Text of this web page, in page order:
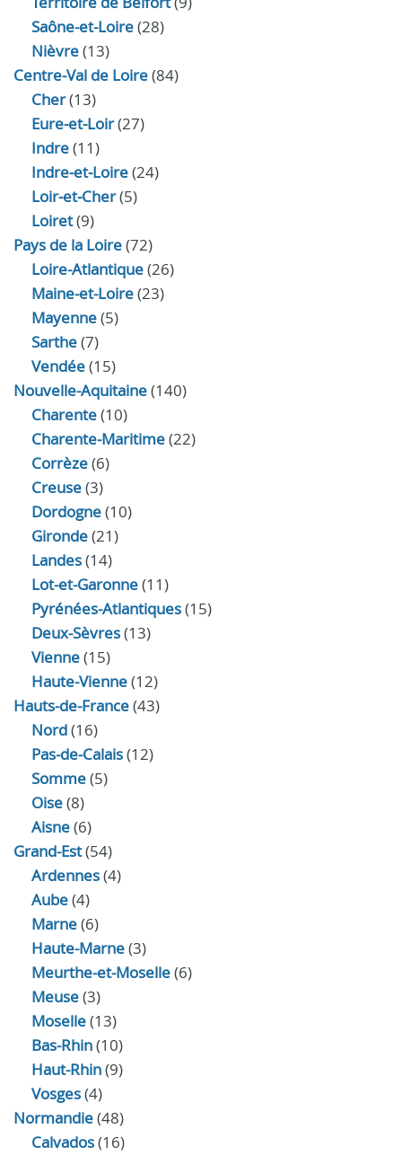
Saône-et-Loire(28)
Nièvre(13)
Centre-Val de Loire(84)
Cher(13)
Eure‑et‑Loir(27)
Indre(11)
Indre‑et‑Loire(24)
Loir‑et‑Cher(5)
Loiret(9)
Pays de la Loire(72)
Loire-Atlantique(26)
Maine-et-Loire(23)
Mayenne(5)
Sarthe(7)
Vendée(15)
Nouvelle-Aquitaine(140)
Charente(10)
Charente-Maritime(22)
Corrèze(6)
Creuse(3)
Dordogne(10)
Gironde(21)
Landes(14)
Lot-et-Garonne(11)
Pyrénées-Atlantiques(15)
Deux-Sèvres(13)
Vienne(15)
Haute-Vienne(12)
Hauts-de-France(43)
Nord(16)
Pas-de-Calais(12)
Somme(5)
Oise(8)
Aisne(6)
Grand-Est(54)
Ardennes(4)
Aube(4)
Marne(6)
Haute-Marne(3)
Meurthe-et-Moselle(6)
Meuse(3)
Moselle(13)
Bas-Rhin(10)
Haut-Rhin(9)
Vosges(4)
Normandie(48)
Calvados(16)